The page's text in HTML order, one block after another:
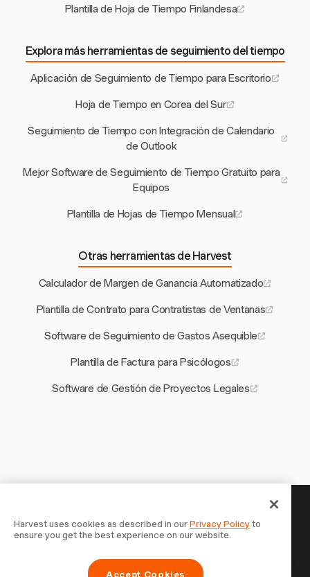
Plantilla de Hoja de Tiempo Finlandesa
Explora más herramientas de seguimiento del tiempo
Aplicación de Seguimiento de Tiempo para Escritorio
Hoja de Tiempo en Corea del Sur
Seguimiento de Tiempo con Integración de Calendario
de Outlook
Mejor Software de Seguimiento de Tiempo Gratuito para
Equipos
Plantilla de Hojas de Tiempo Mensual
Otras herramientas de Harvest
Calculador de Margen de Ganancia Automatizado
Plantilla de Contrato para Contratistas de Ventanas
Software de Seguimiento de Gastos Asequible
Plantilla de Factura para Psicólogos
Software de Gestión de Proyectos Legales
Tu tiempo merece ser registrado —
empieza ahora
Únete a más de 70.000 empresas que registran tiempo,
Harvest uses cookies as described in ourPrivacy Policyto
ensure you get the best experience on our website.
Accept Cookies